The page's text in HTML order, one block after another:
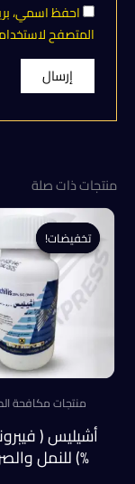
احفظ اسمي،
المتصفح
منتجات ذات صلة
تخفيضات!
تخفيضات!
منتجات مكافحة
%) للنمل